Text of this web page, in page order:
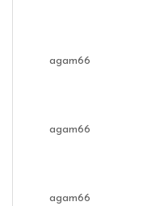
agam66
agam66
agam66